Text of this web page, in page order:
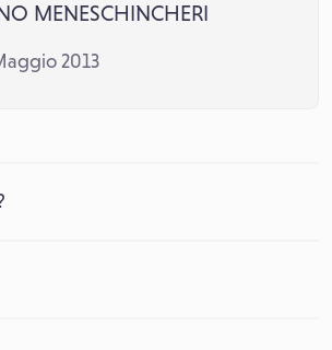
MENESCHINCHERI
2013